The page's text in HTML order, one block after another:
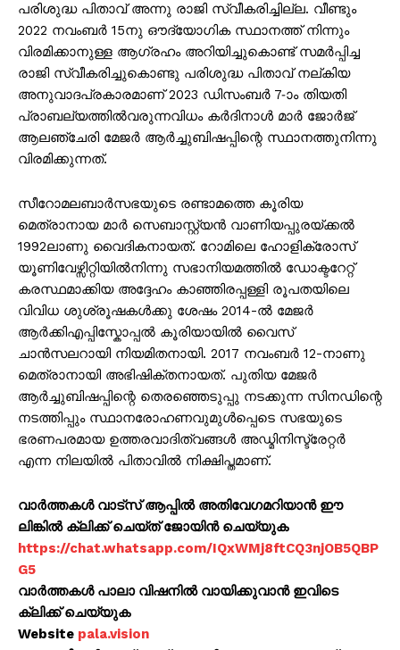
പരിശുദ്ധ പിതാവ് അന്നു രാജി സ്വീകരിച്ചില്ല. വീണ്ടും
2022 നവംബർ 15നു ഔദ്യോഗിക സ്ഥാനത്ത് നിന്നും
വിരമിക്കാനുള്ള ആഗ്രഹം അറിയിച്ചുകൊണ്ട് സമർപ്പിച്ച
രാജി സ്വീകരിച്ചുകൊണ്ടു പരിശുദ്ധ പിതാവ് നല്കിയ
അനുവാദപ്രകാരമാണ് 2023 ഡിസംബർ 7-ാം തിയതി
പ്രാബല്യത്തിൽവരുന്നവിധം കർദിനാൾ മാർ ജോർജ്
ആലഞ്ചേരി മേജർ ആർച്ചുബിഷപ്പിന്റെ സ്ഥാനത്തുനിന്നു
വിരമിക്കുന്നത്.
സീറോമലബാർസഭയുടെ രണ്ടാമത്തെ കൂരിയ
മെത്രാനായ മാർ സെബാസ്റ്റ്യൻ വാണിയപ്പുരയ്ക്കൽ
1992ലാണു വൈദികനായത്. റോമിലെ ഹോളിക്രോസ്
യൂണിവേഴ്സിറ്റിയിൽനിന്നു സഭാനിയമത്തിൽ ഡോക്ടറേറ്റ്
കരസ്ഥമാക്കിയ അദ്ദേഹം കാഞ്ഞിരപ്പള്ളി രൂപതയിലെ
വിവിധ ശുശ്രൂഷകൾക്കു ശേഷം 2014-ൽ മേജർ
ആർക്കിഎപ്പിസ്കോപ്പൽ കൂരിയായിൽ വൈസ്
ചാൻസലറായി നിയമിതനായി. 2017 നവംബർ 12-നാണു
മെത്രാനായി അഭിഷിക്തനായത്. പുതിയ മേജർ
ആർച്ചുബിഷപ്പിന്റെ തെരഞ്ഞെടുപ്പു നടക്കുന്ന സിനഡിന്റെ
നടത്തിപ്പും സ്ഥാനരോഹണവുമുൾപ്പെടെ സഭയുടെ
ഭരണപരമായ ഉത്തരവാദിത്വങ്ങൾ അഡ്മിനിസ്ട്രേറ്റർ
എന്ന നിലയിൽ പിതാവിൽ നിക്ഷിപ്തമാണ്.
വാർത്തകൾ വാട്സ് ആപ്പിൽ അതിവേഗമറിയാൻ ഈ
ലിങ്കിൽ ക്ലിക്ക് ചെയ്ത് ജോയിൻ ചെയ്യുക
https://chat.whatsapp.com/IQxWMj8ftCQ3njOB5QBP
G5
വാർത്തകൾ പാലാ വിഷനിൽ വായിക്കുവാൻ ഇവിടെ
ക്ലിക്ക് ചെയ്യുക
Website pala.vision